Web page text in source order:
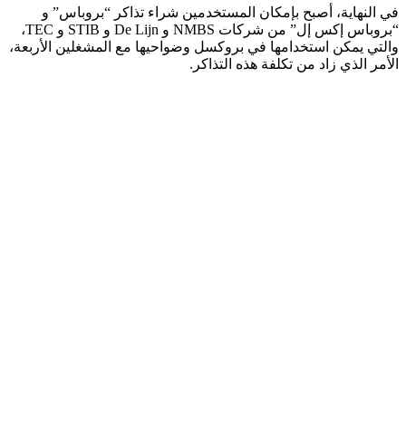
في النهاية، أصبح بإمكان المستخدمين شراء تذاكر “بروباس” و
“بروباس إكس إل” من شركات NMBS و De Lijn و STIB و TEC،
والتي يمكن استخدامها في بروكسل وضواحيها مع المشغلين الأربعة،
الأمر الذي زاد من تكلفة هذه التذاكر.